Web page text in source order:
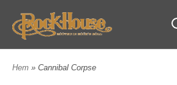
Hem » Cannibal Corpse